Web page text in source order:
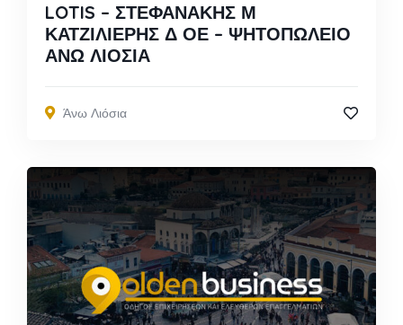
LOTIS – ΣΤΕΦΑΝΑΚΗΣ Μ
ΚΑΤΖΙΛΙΕΡΗΣ Δ ΟΕ – ΨΗΤΟΠΩΛΕΙΟ
ΑΝΩ ΛΙΟΣΙΑ
Άνω Λιόσια